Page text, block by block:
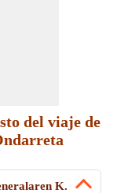
del viaje de
K.